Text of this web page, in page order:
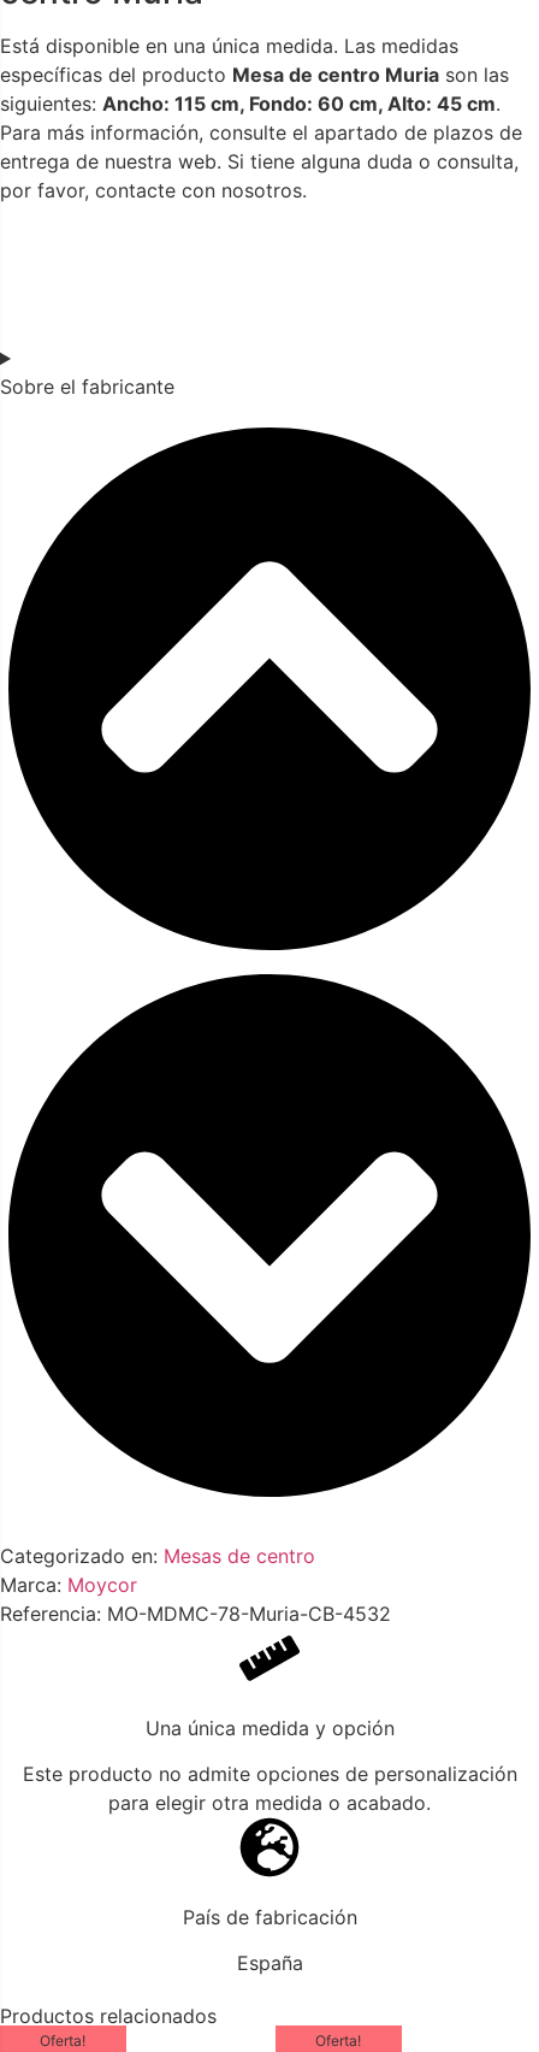
Está disponible en una única medida. Las medidas
específicas del producto Mesa de centro Muria son las
siguientes: Ancho: 115 cm, Fondo: 60 cm, Alto: 45 cm.
Para más información, consulte el apartado de plazos de
entrega de nuestra web. Si tiene alguna duda o consulta,
por favor, contacte con nosotros.
Sobre el fabricante
Categorizado en: Mesas de centro
Marca: Moycor
Referencia: MO-MDMC-78-Muria-CB-4532
Una única medida y opción
Este producto no admite opciones de personalización
para elegir otra medida o acabado.
País de fabricación
España
Productos relacionados
Oferta! Oferta!